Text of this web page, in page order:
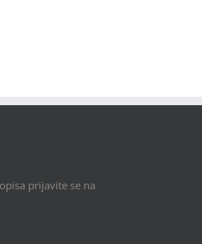
prijavite se na